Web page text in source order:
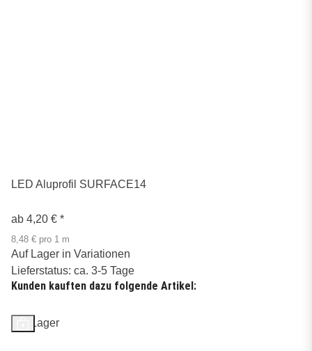
LED Aluprofil SURFACE14
ab 4,20 € *
8,48 € pro 1 m
Auf Lager in Variationen
Lieferstatus: ca. 3-5 Tage
Kunden kauften dazu folgende Artikel:
Auf Lager